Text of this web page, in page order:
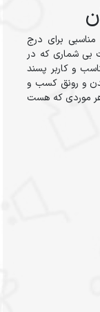
برای درج
بی شماری که در
و کاربر پسند
و رونق کسب و
موردی که هست